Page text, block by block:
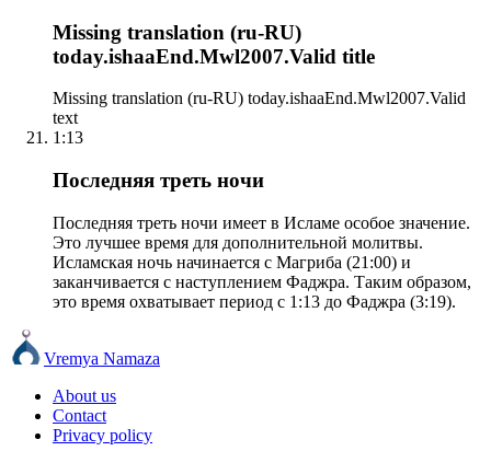
Missing translation (ru-RU)
today.ishaaEnd.Mwl2007.Valid title
Missing translation (ru-RU) today.ishaaEnd.Mwl2007.Valid
text
1:13
Последняя треть ночи
Последняя треть ночи имеет в Исламе особое значение.
Это лучшее время для дополнительной молитвы.
Исламская ночь начинается с Магриба (21:00) и
заканчивается с наступлением Фаджра. Таким образом,
это время охватывает период с 1:13 до Фаджра (3:19).
Vremya Namaza
About us
Contact
Privacy policy